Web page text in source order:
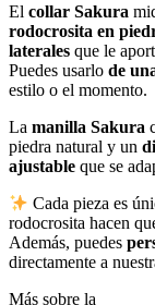
El collar Sakura
rodocrosita en
laterales que le
Puedes usarlo de
estilo o el momento.
La manilla Sakura
piedra natural y un
ajustable que se
Cada pieza es
rodocrosita hacen
Además, puedes
directamente a
Más sobre la